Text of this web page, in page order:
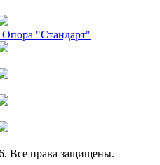
Опора "Стандарт"
Все права защищены.